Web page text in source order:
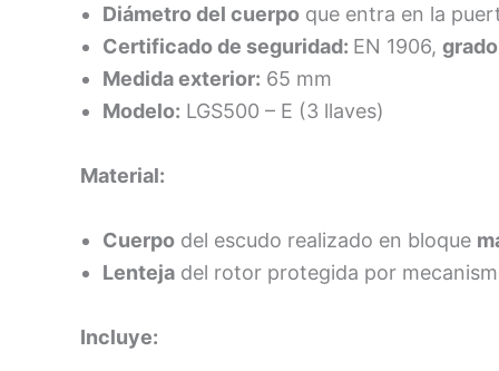
Diámetro del cuerpo que entra en la
Certificado de seguridad: EN 1906,
Medida exterior: 65 mm
Modelo: LGS500 – E (3 llaves)
Material:
Cuerpo del escudo realizado en bloque
Lenteja del rotor protegida por
Incluye: